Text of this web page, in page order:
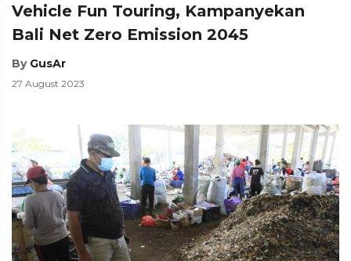
Vehicle Fun Touring, Kampanyekan
Bali Net Zero Emission 2045
By GusAr
27 August 2023